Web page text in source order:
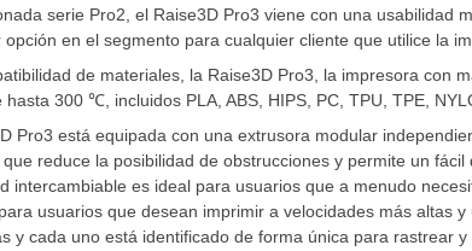
serie Pro2, el Raise3D Pro3 viene con una
en el segmento para cualquier cliente que utilice la
de materiales, la Raise3D Pro3, la impresora con
300 ℃, incluidos PLA, ABS, HIPS, PC, TPU, TPE,
Pro3 está equipada con una extrusora modular
reduce la posibilidad de obstrucciones y permite un
intercambiable es ideal para usuarios que a menudo
usuarios que desean imprimir a velocidades más altas
y cada uno está identificado de forma única para rastrear